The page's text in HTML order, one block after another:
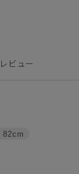
レビュー
82cm